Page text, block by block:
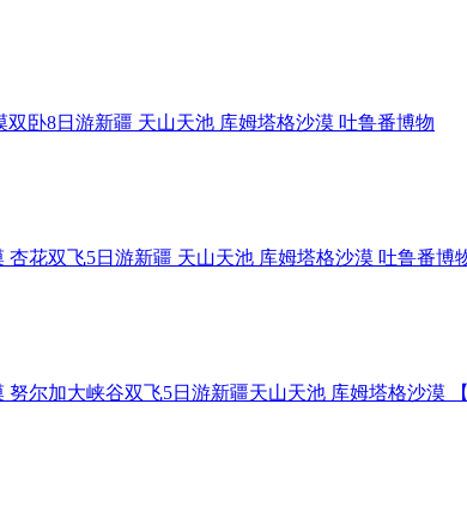
双卧8日游新疆 天山天池 库姆塔格沙漠 吐鲁番博物
杏花双飞5日游新疆 天山天池 库姆塔格沙漠 吐鲁番博
努尔加大峡谷双飞5日游新疆天山天池 库姆塔格沙漠